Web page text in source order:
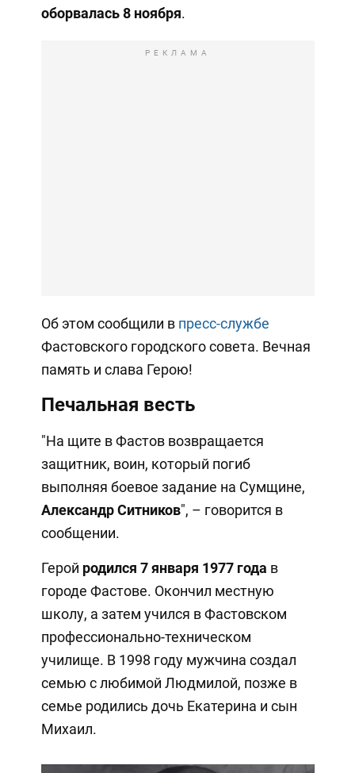
оборвалась 8 ноября.
РЕКЛАМА
Об этом сообщили в пресс-службе
Фастовского городского совета. Вечная
память и слава Герою!
Печальная весть
"На щите в Фастов возвращается
защитник, воин, который погиб
выполняя боевое задание на Сумщине,
Александр Ситников", – говорится в
сообщении.
Герой родился 7 января 1977 года в
городе Фастове. Окончил местную
школу, а затем учился в Фастовском
профессионально-техническом
училище. В 1998 году мужчина создал
семью с любимой Людмилой, позже в
семье родились дочь Екатерина и сын
Михаил.